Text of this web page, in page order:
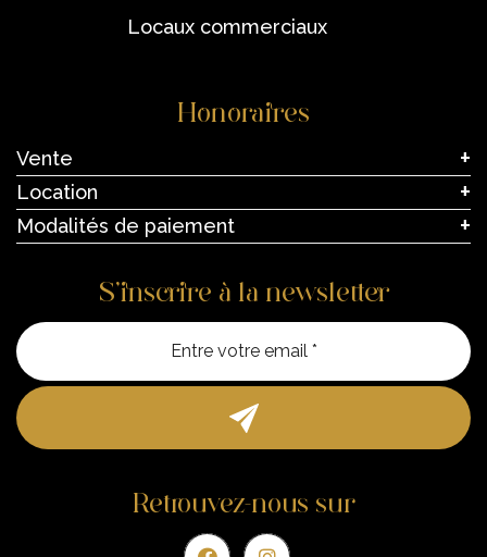
locaux commerciaux
Honoraires
Vente
Location
Modalités de paiement
S’inscrire à la newsletter
Entre
Retrouvez-nous sur